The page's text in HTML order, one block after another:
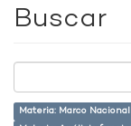
Buscar
Materia: Marco